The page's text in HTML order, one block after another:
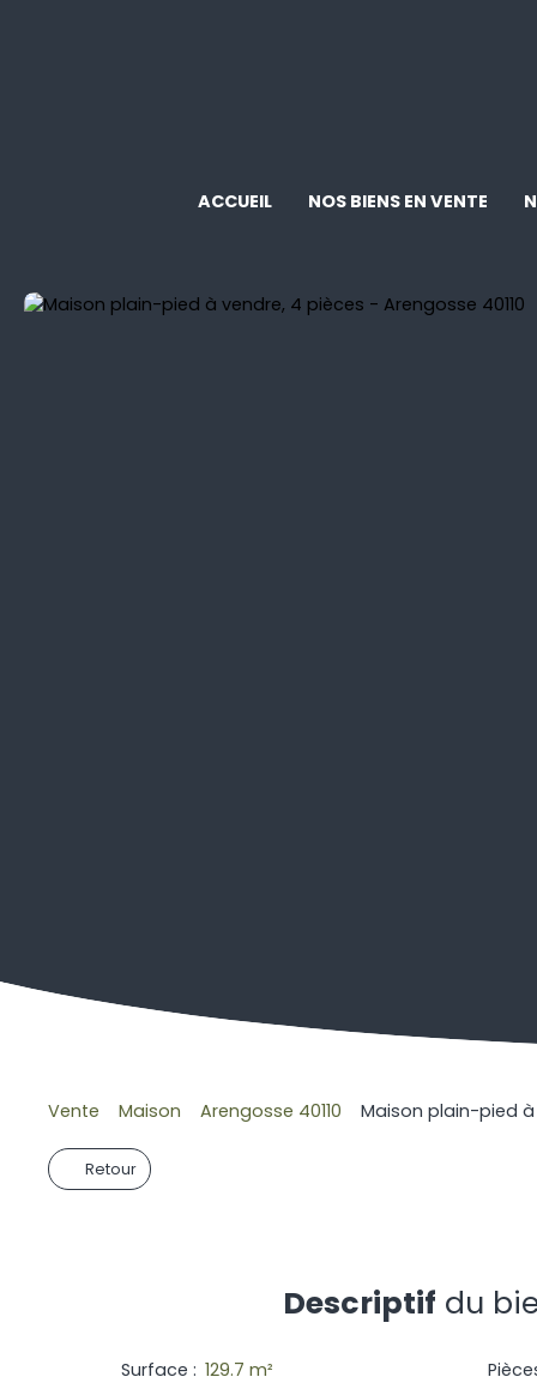
ACCUEIL NOS BIENS EN VENTE
Vente Maison Arengosse 40110 Maison plain-pied à
Retour
Descriptif du
Surface : 129.7 m²